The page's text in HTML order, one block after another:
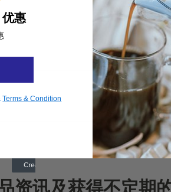
资讯及获得不定期
惠
Terms & Condition